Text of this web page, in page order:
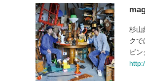
杉山
クで
ビ